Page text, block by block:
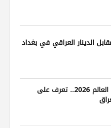
الدينار العراقي في بغداد
من ودية الأربعاء إلى كأس العالم 2026.. تعرف على